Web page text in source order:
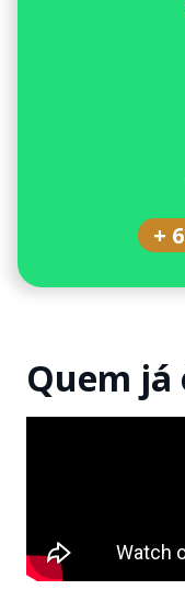
+
Quem já